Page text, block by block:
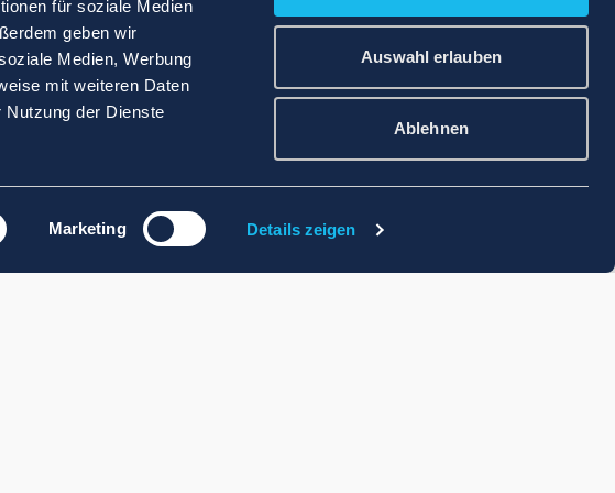
für soziale Medien
geben wir
Medien, Werbung
mit weiteren Daten
der Dienste
Marketing Details zeigen
Auswahl erlauben
Ablehnen